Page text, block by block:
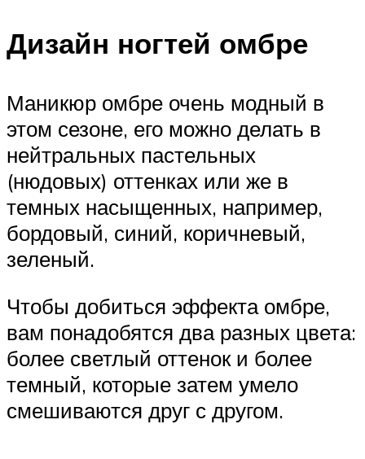
Дизайн ногтей омбре
Маникюр омбре очень модный в
этом сезоне, его можно делать в
нейтральных пастельных
(нюдовых) оттенках или же в
темных насыщенных, например,
бордовый, синий, коричневый,
зеленый.
Чтобы добиться эффекта омбре,
вам понадобятся два разных цвета:
более светлый оттенок и более
темный, которые затем умело
смешиваются друг с другом.